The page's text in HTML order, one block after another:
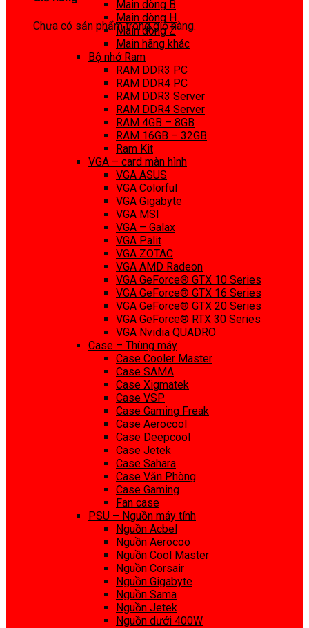
Chưa có sản phẩm trong giỏ hàng.
Main dòng B
Main dòng H
Main dòng Z
Main hãng khác
Bộ nhớ Ram
RAM DDR3 PC
RAM DDR4 PC
RAM DDR3 Server
RAM DDR4 Server
RAM 4GB – 8GB
RAM 16GB – 32GB
Ram Kit
VGA – card màn hình
VGA ASUS
VGA Colorful
VGA Gigabyte
VGA MSI
VGA – Galax
VGA Palit
VGA ZOTAC
VGA AMD Radeon
VGA GeForce® GTX 10 Series
VGA GeForce® GTX 16 Series
VGA GeForce® GTX 20 Series
VGA GeForce® RTX 30 Series
VGA Nvidia QUADRO
Case – Thùng máy
Case Cooler Master
Case SAMA
Case Xigmatek
Case VSP
Case Gaming Freak
Case Aerocool
Case Deepcool
Case Jetek
Case Sahara
Case Văn Phòng
Case Gaming
Fan case
PSU – Nguồn máy tính
Nguồn Acbel
Nguồn Aerocoo
Nguồn Cool Master
Nguồn Corsair
Nguồn Gigabyte
Nguồn Sama
Nguồn Jetek
Nguồn dưới 400W